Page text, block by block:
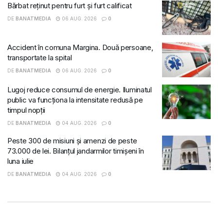
Bărbat reținut pentru furt și furt calificat
DE BANATMEDIA 06 AUG. 2026 0
Accident în comuna Margina. Două persoane,
transportate la spital
DE BANATMEDIA 06 AUG. 2026 0
Lugoj reduce consumul de energie. Iluminatul
public va funcționa la intensitate redusă pe
timpul nopții
DE BANATMEDIA 04 AUG. 2026 0
Peste 300 de misiuni și amenzi de peste
73.000 de lei. Bilanțul jandarmilor timișeni în
luna iulie
DE BANATMEDIA 04 AUG. 2026 0